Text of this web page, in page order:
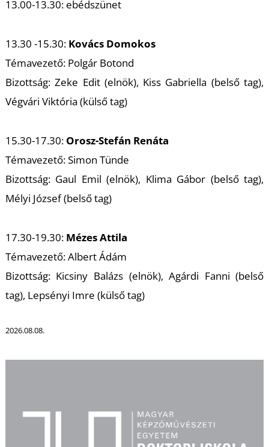
13.00-13.30: ebédszünet
13.30 -15.30: Kovács Domokos
Témavezető: Polgár Botond
Bizottság: Zeke Edit (elnök), Kiss Gabriella (belső tag),
Végvári Viktória (külső tag)
15.30-17.30: Orosz-Stefán Renáta
Témavezető: Simon Tünde
Bizottság: Gaul Emil (elnök), Klima Gábor (belső tag),
Mélyi József (belső tag)
17.30-19.30: Mézes Attila
Témavezető: Albert Ádám
Bizottság: Kicsiny Balázs (elnök), Agárdi Fanni (belső
tag), Lepsényi Imre (külső tag)
2026.08.08.